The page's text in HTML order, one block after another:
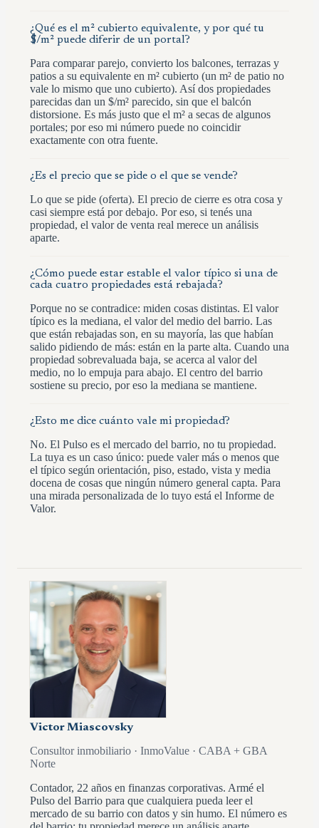
¿Qué es el m² cubierto equivalente, y por qué tu
$/m² puede diferir de un portal?
Para comparar parejo, convierto los balcones, terrazas y
patios a su equivalente en m² cubierto (un m² de patio no
vale lo mismo que uno cubierto). Así dos propiedades
parecidas dan un $/m² parecido, sin que el balcón
distorsione. Es más justo que el m² a secas de algunos
portales; por eso mi número puede no coincidir
exactamente con otra fuente.
¿Es el precio que se pide o el que se vende?
Lo que se pide (oferta). El precio de cierre es otra cosa y
casi siempre está por debajo. Por eso, si tenés una
propiedad, el valor de venta real merece un análisis
aparte.
¿Cómo puede estar estable el valor típico si una de
cada cuatro propiedades está rebajada?
Porque no se contradice: miden cosas distintas. El valor
típico es la mediana, el valor del medio del barrio. Las
que están rebajadas son, en su mayoría, las que habían
salido pidiendo de más: están en la parte alta. Cuando una
propiedad sobrevaluada baja, se acerca al valor del
medio, no lo empuja para abajo. El centro del barrio
sostiene su precio, por eso la mediana se mantiene.
¿Esto me dice cuánto vale mi propiedad?
No. El Pulso es el mercado del barrio, no tu propiedad.
La tuya es un caso único: puede valer más o menos que
el típico según orientación, piso, estado, vista y media
docena de cosas que ningún número general capta. Para
una mirada personalizada de lo tuyo está el Informe de
Valor.
Victor Miascovsky
Consultor inmobiliario · InmoValue · CABA + GBA
Norte
Contador, 22 años en finanzas corporativas. Armé el
Pulso del Barrio para que cualquiera pueda leer el
mercado de su barrio con datos y sin humo. El número es